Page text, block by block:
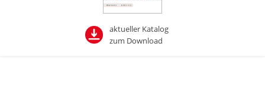
aktueller Katalog
zum Download